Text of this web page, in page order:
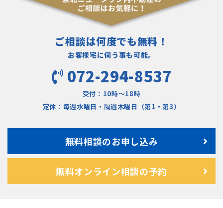
ご相談は何度でも無料！
お客様宅に伺う事も可能。
072-294-8537
受付：10時〜18時
定休：毎週水曜日・隔週木曜日（第1・第3）
無料相談のお申し込み
無料オンライン相談の予約